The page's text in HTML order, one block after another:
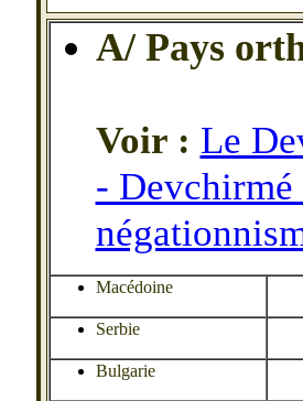
A/ Pays
Voir : Le
- Devchirmé
Macédoine
Serbie
Bulgarie